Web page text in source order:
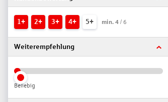
1+ 2+ 3+ 4+ 5+ min. 4 / 6
Weiterempfehlung
Beliebig